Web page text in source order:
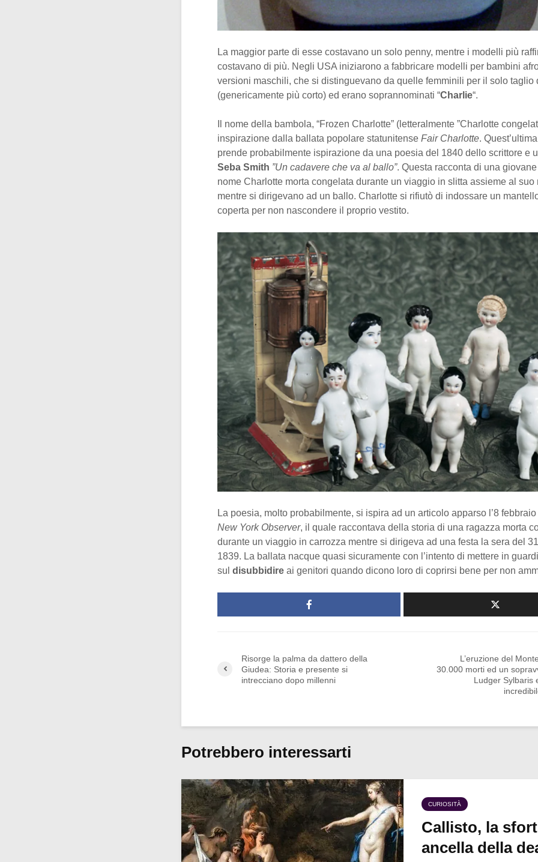
La maggior parte di esse costavano un solo penny, mentre i modelli più
costavano di più. Negli USA iniziarono a fabbricare modelli per bambini
versioni maschili, che si distinguevano da quelle femminili per il solo taglio
(genericamente più corto) ed erano soprannominati “Charlie“.
Il nome della bambola, “Frozen Charlotte” (letteralmente ”Charlotte
inspirazione dalla ballata popolare statunitense Fair Charlotte.
prende probabilmente ispirazione da una poesia del 1840 dello scrittore e
Seba Smith ”Un cadavere che va al ballo”. Questa racconta di una
nome Charlotte morta congelata durante un viaggio in slitta assieme al suo
mentre si dirigevano ad un ballo. Charlotte si rifiutò di indossare un
coperta per non nascondere il proprio vestito.
La poesia, molto probabilmente, si ispira ad un articolo apparso l’8
New York Observer, il quale raccontava della storia di una ragazza morta
durante un viaggio in carrozza mentre si dirigeva ad una festa la sera del
1839. La ballata nacque quasi sicuramente con l’intento di mettere in
sul disubbidire ai genitori quando dicono loro di coprirsi bene per non
Risorge la palma da dattero della
Giudea: Storia e presente si
intrecciano dopo millenni
L’eruzione del
30.000 morti ed un
Ludger Sylbaris
Potrebbero interessarti
CURIOSITÀ
Callisto, la
ancella della